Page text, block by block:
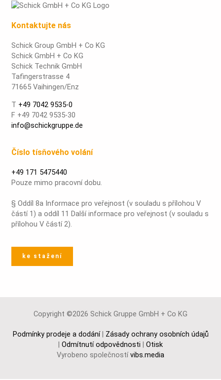
Kontaktujte nás
Schick Group GmbH + Co KG
Schick GmbH + Co KG
Schick Technik GmbH
Tafingerstrasse 4
71665 Vaihingen/Enz
T +49 7042 9535-0
F +49 7042 9535-30
info@schickgruppe.de
Číslo tísňového volání
+49 171 5475440
Pouze mimo pracovní dobu.
§ Oddíl 8a Informace pro veřejnost (v souladu s přílohou V
částí 1) a oddíl 11 Další informace pro veřejnost (v souladu s
přílohou V částí 2).
ke stažení
Copyright ©2026 Schick Gruppe GmbH + Co KG
Podmínky prodeje a dodání| Zásady ochrany osobních údajů
| Odmítnutí odpovědnosti | Otisk
Vyrobeno společnostívibs.media